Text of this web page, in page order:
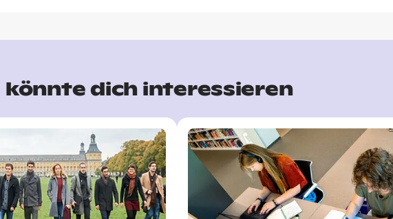
könnte dich interessieren